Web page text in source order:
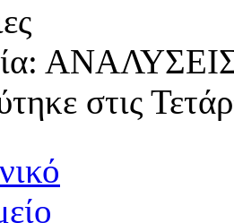
στις